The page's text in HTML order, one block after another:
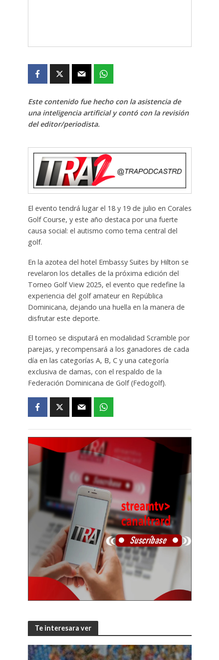
Este contenido fue hecho con la asistencia de
una inteligencia artificial y contó con la revisión
del editor/periodista.
El evento tendrá lugar el 18 y 19 de julio en Corales
Golf Course, y este año destaca por una fuerte
causa social: el autismo como tema central del
golf.
En la azotea del hotel Embassy Suites by Hilton se
revelaron los detalles de la próxima edición del
Torneo Golf View 2025, el evento que redefine la
experiencia del golf amateur en República
Dominicana, dejando una huella en la manera de
disfrutar este deporte.
El torneo se disputará en modalidad Scramble por
parejas, y recompensará a los ganadores de cada
día en las categorías A, B, C y una categoría
exclusiva de damas, con el respaldo de la
Federación Dominicana de Golf (Fedogolf).
Te interesara ver